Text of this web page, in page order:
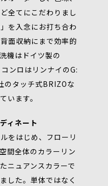
全てにこだわりまし
を入念にお打ち合わ
面収納にまで効率的
機はドイツ製の
ンロはリンナイのG:
のタッチ式BRIZOな
います。
ィネート
をはじめ、フローリ
間全体のカラーリン
ニュアンスカラーで
した。単体ではなく